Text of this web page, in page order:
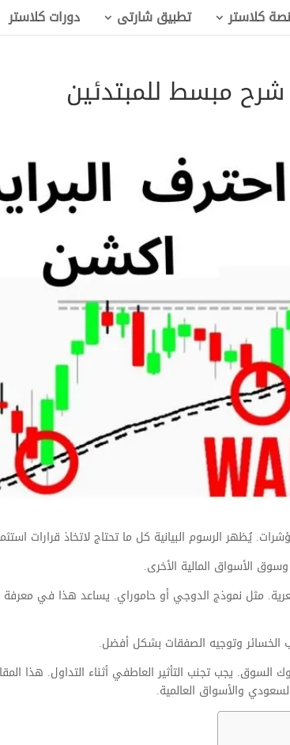
كلاستر تطبيق شارتى دورات كلاستر
مبسط للمبتدئين
يُظهر الرسوم البيانية كل ما تحتاج لاتخاذ قرارات
الأسواق المالية الأخرى.
مثل نموذج الدوجي أو حاموراي. يساعد هذا في
وتوجيه الصفقات بشكل أفضل.
يجب تجنب التأثير العاطفي أثناء التداول. هذا
والأسواق العالمية.